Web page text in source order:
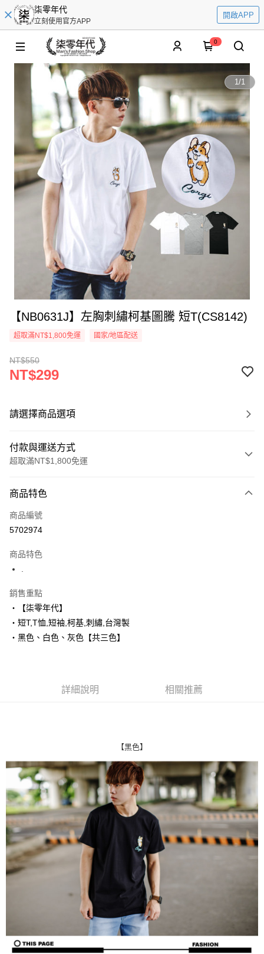
柒零年代
立刻使用官方APP
開啟APP
0
1/1
【NB0631J】左胸刺繡柯基圖騰 短T(CS8142)
超取滿NT$1,800免運 國家/地區配送
NT$550
NT$299
請選擇商品選項
付款與運送方式
超取滿NT$1,800免運
信用卡一次付款
超商取貨付款
街口支付
悠遊付
Google Pay
AFTEE先享後付是「在收到商品之後才付款」的支付方式。 讓您購物簡單
１．於結帳方式選擇「AFTEE先享後付」後，將跳轉至「AFTEE先享後付」
結帳頁面，進行簡訊認證並確認金額後，即可完成結帳。
２．訂單成立數日內，您將收到繳費通知簡訊。
３．收到繳費通知簡訊後14天內，點擊此簡訊中的連結，可透過四大超商／
ATM／網路銀行／等多元方式進行付款，方視為交易完成。
※ 請注意：結帳手續完成當下不需立刻繳費，但若您需要取消訂單，請聯絡
購買商品的店家。未經商家同意取消之訂單仍視為有效，需透過AFTEE先享
後付繳納相關費用。
※ 交易是否成功請以「AFTEE先享後付 」之結帳頁面顯示為準，若有關於
是否繳費成功／繳費後需取消欲退款等相關疑問，請聯繫「AFTEE先享後付
客戶支援中心」
https://netprotections.freshdesk.com/support/home
１．透過由恩沛科技股份有限公司提供之「AFTEE先享後付」服務完成之交
易，需依本服務之必要範圍內提供個人資料，並將交易相關給付款項請求債
權轉讓予恩沛科技股份有限公司。
２．關於個人資料處理事宜，請瀏覽以下網址：
https://aftee.tw/terms/#terms3
先付款後全家取貨
每筆NT$80，滿NT$1,800(含以上)免運費
7-11付款取貨
每筆NT$80，滿NT$1,800(含以上)免運費
先付款後7-11取貨
每筆NT$80，滿NT$1,800(含以上)免運費
每筆NT$120，滿NT$3,000(含以上)免運費
商品特色
商品編號
5702974
商品特色
銷售重點
‧【柒零年代】
‧短T,T恤,短袖,柯基,刺繡,台灣製
‧黑色、白色、灰色【共三色】
詳細說明 相關推薦
【黑色】